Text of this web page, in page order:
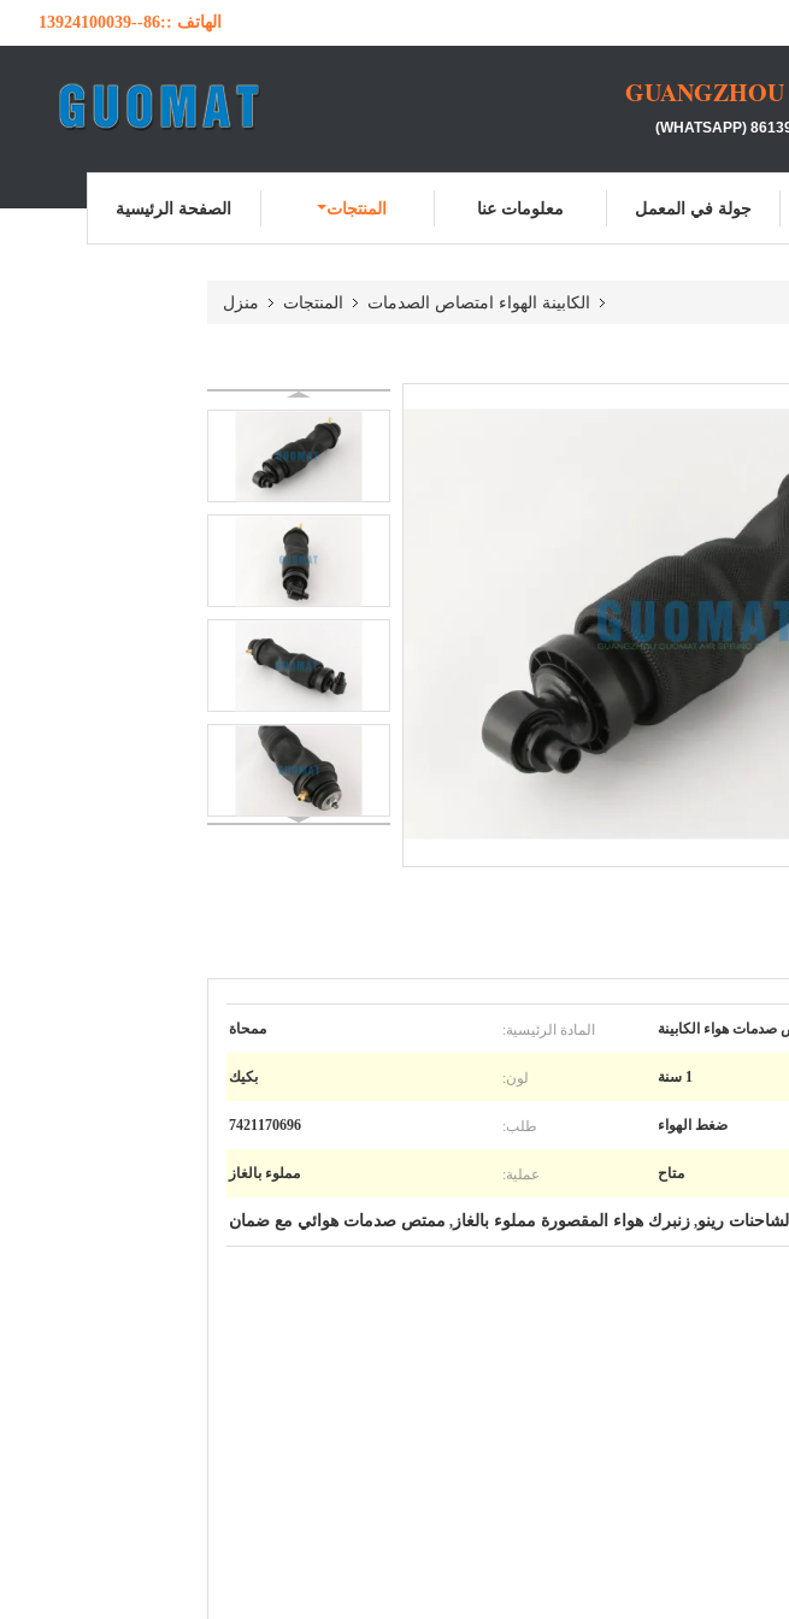
الهاتف ::86--13924100039
الصفحة الرئيسية المنتجات معلومات عنا جولة في المعمل
منزل المنتجات الكابينة الهواء امتصاص الصدمات
هواء الكابينة المادة الرئيسية: ممحاة
1 سنة لون: بكيك
ضغط الهواء طلب: 7421170696
متاح عملية: مملوء بالغاز
رينو, زنبرك هواء المقصورة مملوء بالغاز , ممتص صدمات هوائي مع ضمان